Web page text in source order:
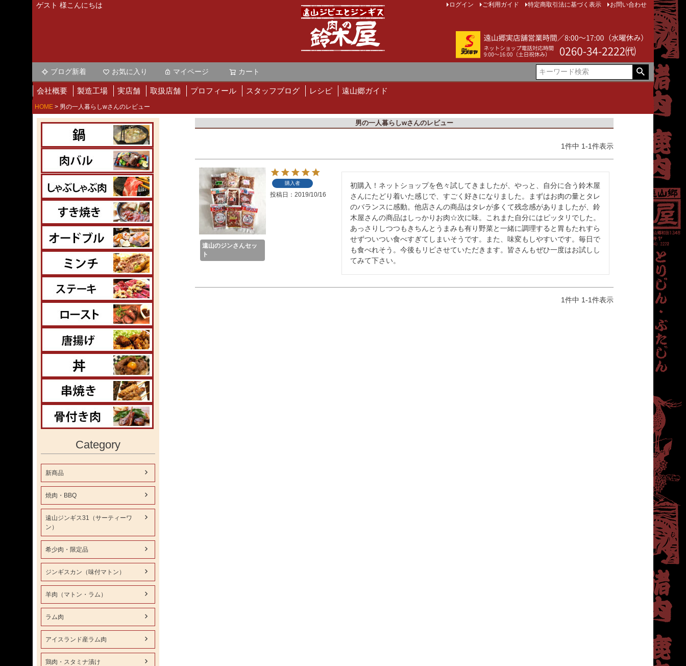
ゲスト 様こんにちは ログイン ご利用ガイド 特定商取引法に基づく表示 お問い合わせ
ブログ新着 お気に入り マイページ カート
会社概要 製造工場 実店舗 取扱店舗 プロフィール スタッフブログ レシピ 遠山郷ガイド
HOME 男の一人暮らしwさんのレビュー
Category
新商品
焼肉・BBQ
遠山ジンギス31（サーティーワ
ン）
希少肉・限定品
ジンギスカン（味付マトン）
羊肉（マトン・ラム）
ラム肉
アイスランド産ラム肉
鶏肉・スタミナ漬け
男の一人暮らしwさんのレビュー
1件中 1-1件表示
遠山のジンさんセッ
ト
購入者
投稿日 2019/10/16
初購入！ネットショップを色々試してきましたが、やっと、自分に合う鈴木屋
さんにたどり着いた感じで、すごく好きになりました。まずはお肉の量とタレ
のバランスに感動。他店さんの商品はタレが多くて残念感がありましたが、鈴
木屋さんの商品はしっかりお肉☆次に味。これまた自分にはピッタリでした。
あっさりしつつもきちんとうまみも有り野菜と一緒に調理すると胃もたれすら
せずついつい食べすぎてしまいそうです。また、味変もしやすいです。毎日で
も食べれそう。今後もリピさせていただきます。皆さんもぜひ一度はお試しし
てみて下さい。
1件中 1-1件表示